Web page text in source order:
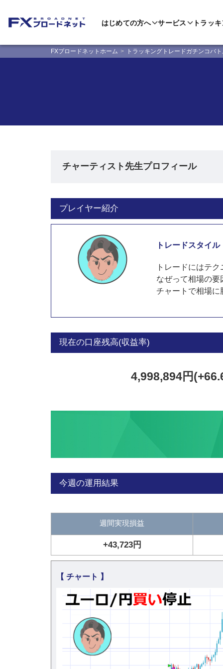
はじめての方へ サービス トラッ
FXブロードネットホーム トラッキングトレードガチンコバ
チャーティスト先生プロフィール
プレイヤー紹介
トレードスタイル
トレードにはテ
なぜって相場の
チャートで相場に
現在の口座残高(収益率)
4,998,894円
今週の運用結果
週間実現損益
+43,723円
【 チャート 】